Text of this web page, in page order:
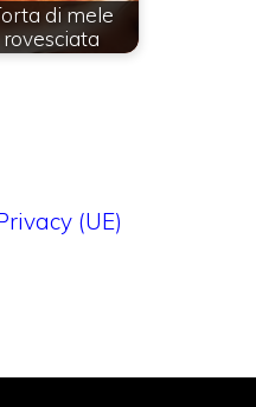
di mele
rovesciata
(UE)